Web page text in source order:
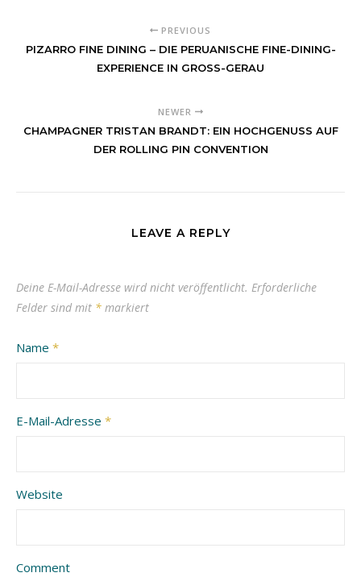
PREVIOUS
PIZARRO FINE DINING – DIE PERUANISCHE FINE-DINING-
EXPERIENCE IN GROSS-GERAU
NEWER
CHAMPAGNER TRISTAN BRANDT: EIN HOCHGENUSS AUF
DER ROLLING PIN CONVENTION
LEAVE A REPLY
Deine E-Mail-Adresse wird nicht veröffentlicht. Erforderliche
Felder sind mit * markiert
Name *
E-Mail-Adresse *
Website
Comment